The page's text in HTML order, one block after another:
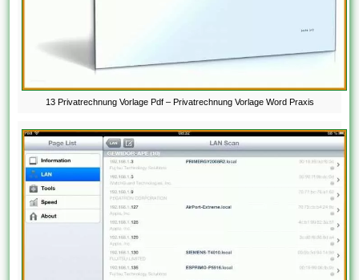
13 Privatrechnung Vorlage Pdf – Privatrechnung Vorlage Word Praxis